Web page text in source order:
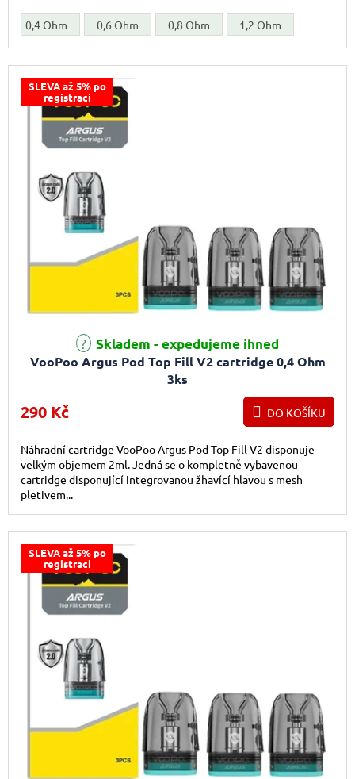
0,4 Ohm 0,6 Ohm 0,8 Ohm 1,2 Ohm
SLEVA až 5% po
registraci
VooPoo Argus Pod Top Fill V2 cartridge 0,4 Ohm
3ks
Skladem - expedujeme ihned
290 Kč DO KOŠÍKU
Náhradní cartridge VooPoo Argus Pod Top Fill V2 disponuje
velkým objemem 2ml. Jedná se o kompletně vybavenou
cartridge disponující integrovanou žhavící hlavou s mesh
pletivem...
SLEVA až 5% po
registraci